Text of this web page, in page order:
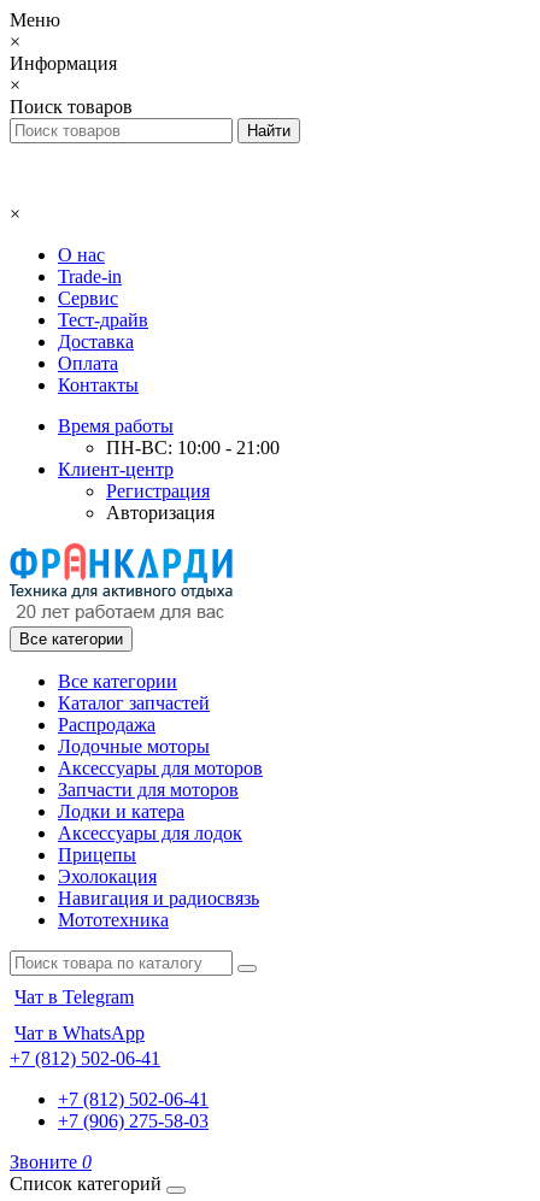
Меню
×
Информация
×
Поиск товаров
×
О нас
Trade-in
Сервис
Тест-драйв
Доставка
Оплата
Контакты
Время работы
ПН-ВС: 10:00 - 21:00
Клиент-центр
Регистрация
Авторизация
Все категории
Все категории
Каталог запчастей
Распродажа
Лодочные моторы
Аксессуары для моторов
Запчасти для моторов
Лодки и катера
Аксессуары для лодок
Прицепы
Эхолокация
Навигация и радиосвязь
Мототехника
Чат в Telegram
Чат в WhatsApp
+7 (812) 502-06-41
+7 (812) 502-06-41
+7 (906) 275-58-03
Звоните 0
Список категорий